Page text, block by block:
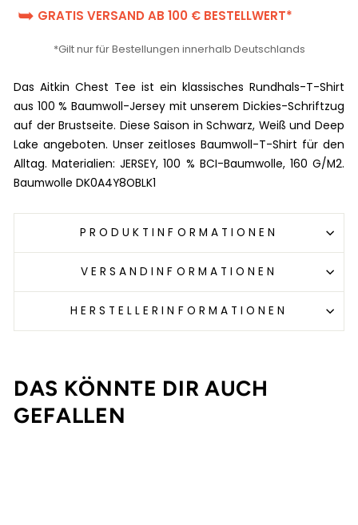
➥ GRATIS VERSAND AB 100 € BESTELLWERT*
*Gilt nur für Bestellungen innerhalb Deutschlands
Das Aitkin Chest Tee ist ein klassisches Rundhals-T-Shirt
aus 100 % Baumwoll-Jersey mit unserem Dickies-Schriftzug
auf der Brustseite. Diese Saison in Schwarz, Weiß und Deep
Lake angeboten. Unser zeitloses Baumwoll-T-Shirt für den
Alltag. Materialien: JERSEY, 100 % BCI-Baumwolle, 160 G/M2.
Baumwolle DK0A4Y8OBLK1
PRODUKTINFORMATIONEN
VERSANDINFORMATIONEN
HERSTELLERINFORMATIONEN
DAS KÖNNTE DIR AUCH
GEFALLEN